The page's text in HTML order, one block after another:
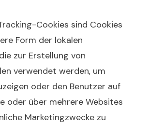
Cookies sind Cookies
Form der lokalen
zur Erstellung von
verwendet werden, um
oder den Benutzer auf
oder über mehrere Websites
Marketingzwecke zu